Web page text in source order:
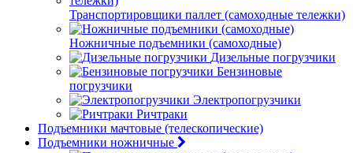
Транспортировщики паллет (самоходные тележки)
Ножничные подъемники (самоходные)
Дизельные погрузчики
Бензиновые
погрузчики
Электропогрузчики
Ричтраки
Подъемники мачтовые (телескопические)
Подъемники ножничные